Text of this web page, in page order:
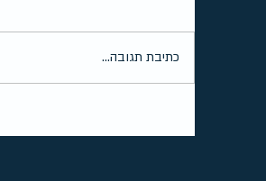
כתיבת תגובה...